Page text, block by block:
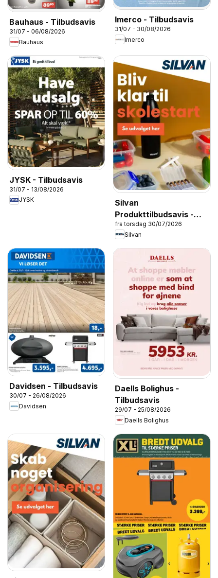
Bauhaus - Tilbudsavis
31/07 - 06/08/2026
Bauhaus
Imerco - Tilbudsavis
31/07 - 30/08/2026
Imerco
JYSK - Tilbudsavis
31/07 - 13/08/2026
JYSK
Silvan
Produkttilbudsavis -
Skolestart
fra torsdag 30/07/2026
Silvan
Davidsen - Tilbudsavis
30/07 - 26/08/2026
Davidsen
Daells Bolighus -
Tilbudsavis
29/07 - 25/08/2026
Daells Bolighus